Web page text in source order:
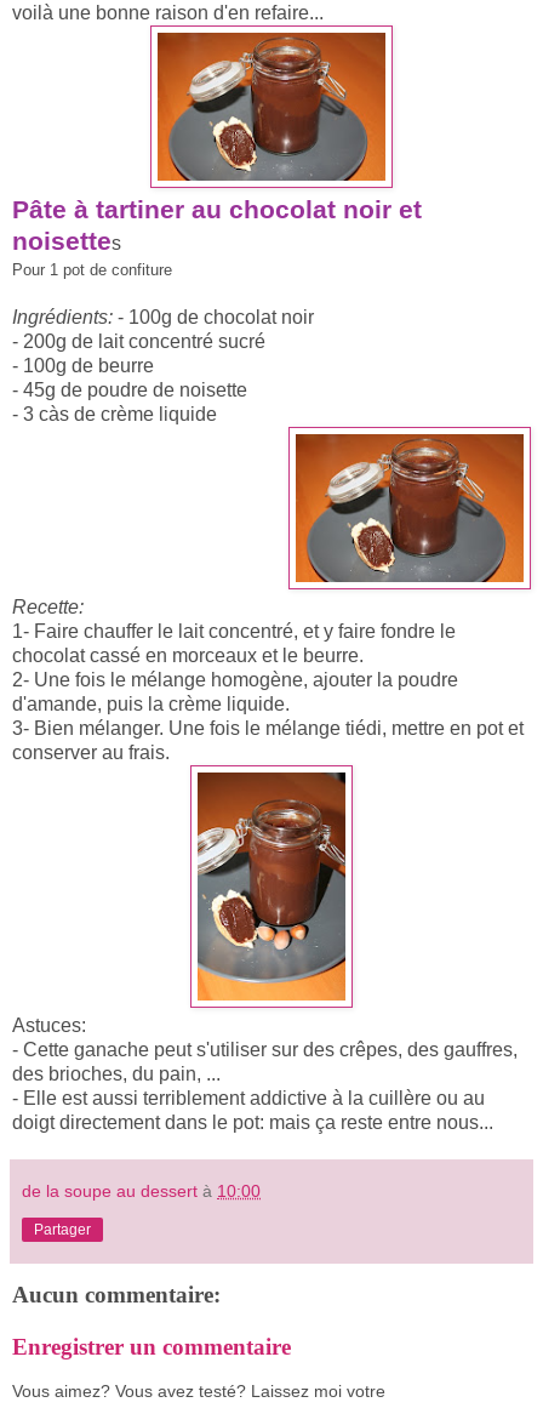
voilà une bonne raison d'en refaire...
Pâte à tartiner au chocolat noir et
noisettes
Pour 1 pot de confiture
Ingrédients: - 100g de chocolat noir
- 200g de lait concentré sucré
- 100g de beurre
- 45g de poudre de noisette
- 3 càs de crème liquide
Recette:
1- Faire chauffer le lait concentré, et y faire fondre le
chocolat cassé en morceaux et le beurre.
2- Une fois le mélange homogène, ajouter la poudre
d'amande, puis la crème liquide.
3- Bien mélanger. Une fois le mélange tiédi, mettre en pot et
conserver au frais.
Astuces:
- Cette ganache peut s'utiliser sur des crêpes, des gauffres,
des brioches, du pain, ...
- Elle est aussi terriblement addictive à la cuillère ou au
doigt directement dans le pot: mais ça reste entre nous...
de la soupe au dessert à 10:00
Partager
Aucun commentaire:
Enregistrer un commentaire
Vous aimez? Vous avez testé? Laissez moi votre